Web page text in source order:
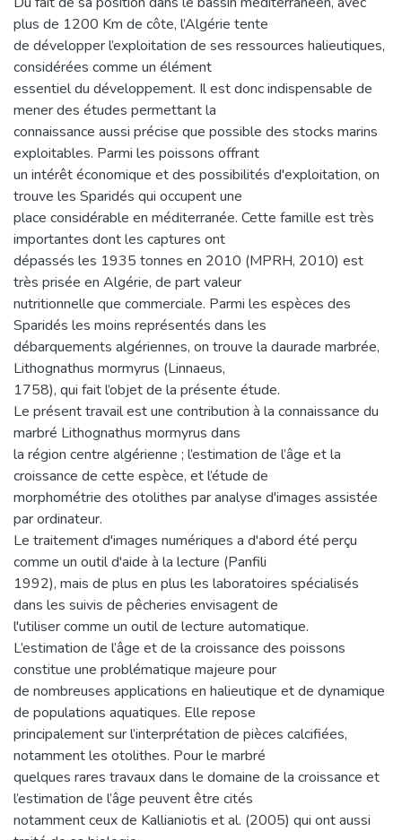
plus de 1200 Km de côte, l’Algérie tente
de développer l’exploitation de ses ressources halieutiques,
considérées comme un élément
essentiel du développement. Il est donc indispensable de
mener des études permettant la
connaissance aussi précise que possible des stocks marins
exploitables. Parmi les poissons offrant
un intérêt économique et des possibilités d'exploitation, on
trouve les Sparidés qui occupent une
place considérable en méditerranée. Cette famille est très
importantes dont les captures ont
dépassés les 1935 tonnes en 2010 (MPRH, 2010) est
très prisée en Algérie, de part valeur
nutritionnelle que commerciale. Parmi les espèces des
Sparidés les moins représentés dans les
débarquements algériennes, on trouve la daurade marbrée,
Lithognathus mormyrus (Linnaeus,
1758), qui fait l’objet de la présente étude.
Le présent travail est une contribution à la connaissance du
marbré Lithognathus mormyrus dans
la région centre algérienne ; l’estimation de l’âge et la
croissance de cette espèce, et l’étude de
morphométrie des otolithes par analyse d'images assistée
par ordinateur.
Le traitement d'images numériques a d'abord été perçu
comme un outil d'aide à la lecture (Panfili
1992), mais de plus en plus les laboratoires spécialisés
dans les suivis de pêcheries envisagent de
l'utiliser comme un outil de lecture automatique.
L’estimation de l’âge et de la croissance des poissons
constitue une problématique majeure pour
de nombreuses applications en halieutique et de dynamique
de populations aquatiques. Elle repose
principalement sur l’interprétation de pièces calcifiées,
notamment les otolithes. Pour le marbré
quelques rares travaux dans le domaine de la croissance et
l’estimation de l’âge peuvent être cités
notamment ceux de Kallianiotis et al. (2005) qui ont aussi